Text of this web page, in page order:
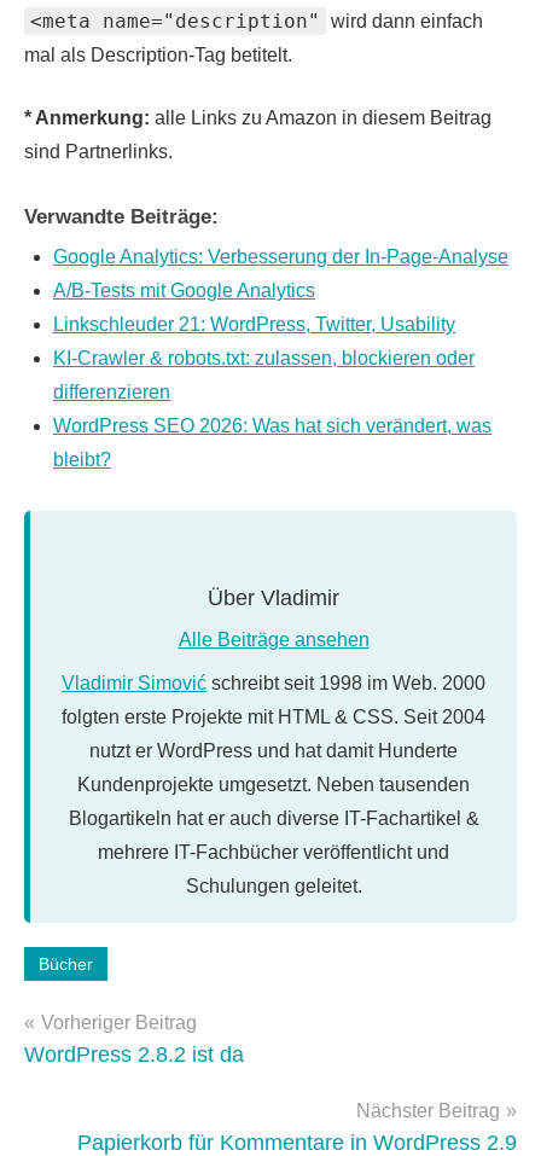
<meta name="description"
wird dann einfach
mal als Description-Tag betitelt.
* Anmerkung: alle Links zu Amazon in diesem Beitrag
sind Partnerlinks.
Verwandte Beiträge:
Google Analytics: Verbesserung der In-Page-Analyse
A/B-Tests mit Google Analytics
Linkschleuder 21: WordPress, Twitter, Usability
KI-Crawler & robots.txt: zulassen, blockieren oder
differenzieren
WordPress SEO 2026: Was hat sich verändert, was
bleibt?
Über Vladimir
Alle Beiträge ansehen
Vladimir Simović schreibt seit 1998 im Web. 2000
folgten erste Projekte mit HTML & CSS. Seit 2004
nutzt er WordPress und hat damit Hunderte
Kundenprojekte umgesetzt. Neben tausenden
Blogartikeln hat er auch diverse IT-Fachartikel &
mehrere IT-Fachbücher veröffentlicht und
Schulungen geleitet.
Schlagwörter:
usability,
web
Bücher
Beitragsnavigation
Vorheriger Beitrag
WordPress 2.8.2 ist da
Nächster Beitrag
Papierkorb für Kommentare in WordPress 2.9